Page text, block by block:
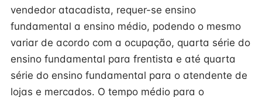
vendedor atacadista, requer-se ensino
fundamental a ensino médio, podendo o mesmo
variar de acordo com a ocupação, quarta série do
ensino fundamental para frentista e até quarta
série do ensino fundamental para o atendente de
lojas e mercados. O tempo médio para o